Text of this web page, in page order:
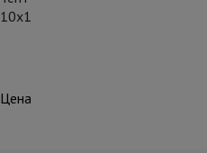
10х15 м
Цена: